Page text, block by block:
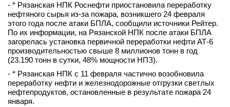
- * Рязанская НПК Роснефти приостановила переработку
нефтяного сырья из-за пожара, возникшего 24 февраля
этого года после атаки БПЛА, сообщили источники Рейтер.
По их информации, на Рязанской НПК после атаки БПЛА
загорелась установка первичной переработки нефти АТ-6
производительностью свыше 8 миллионов тонн в год
(23.190 тонн в сутки, 48% мощности НПЗ).
- * Рязанская НПК с 11 февраля частично возобновила
переработку нефти и железнодорожные отгрузки светлых
нефтепродуктов, остановленные в результате пожара 24
января.